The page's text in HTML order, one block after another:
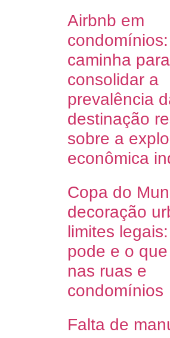
Airbnb em
caminha para
consolidar a
prevalência
destinação
sobre a
econômica
Copa do
decoração
limites
pode e o
nas ruas e
condomínios
Falta de